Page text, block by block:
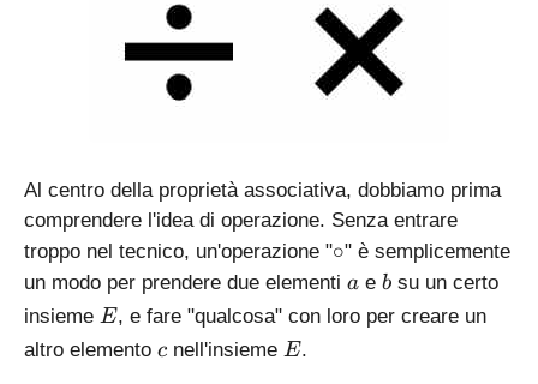
Al centro della proprietà associativa, dobbiamo prima
comprendere l'idea di operazione. Senza entrare
troppo nel tecnico, un'operazione "\
c
r
∘" è semplicemente
un modo per prendere due elementi a
a e b
b su un certo
insieme E
E, e fare "qualcosa" con loro per creare un
altro elemento c
c nell'insieme E
E.